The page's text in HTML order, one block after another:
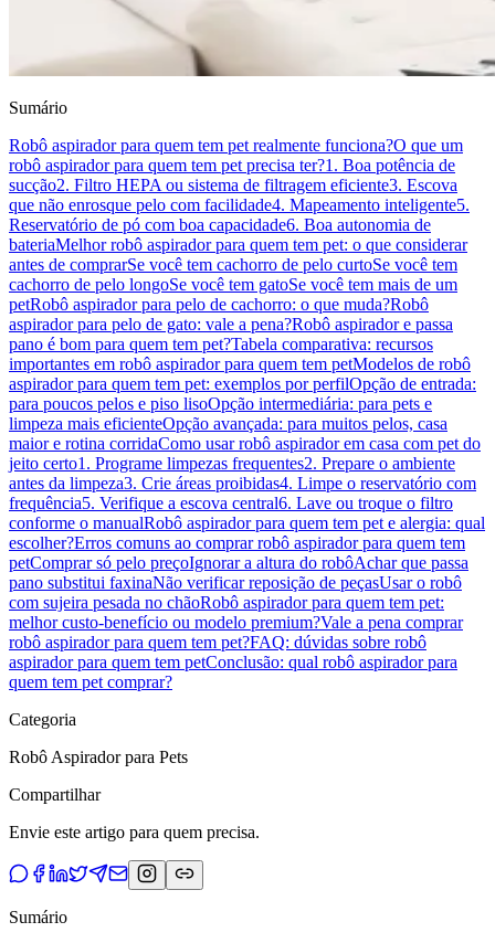
Sumário
Robô aspirador para quem tem pet realmente funciona?O que um
robô aspirador para quem tem pet precisa ter?1. Boa potência de
sucção2. Filtro HEPA ou sistema de filtragem eficiente3. Escova
que não enrosque pelo com facilidade4. Mapeamento inteligente5.
Reservatório de pó com boa capacidade6. Boa autonomia de
bateriaMelhor robô aspirador para quem tem pet: o que considerar
antes de comprarSe você tem cachorro de pelo curtoSe você tem
cachorro de pelo longoSe você tem gatoSe você tem mais de um
petRobô aspirador para pelo de cachorro: o que muda?Robô
aspirador para pelo de gato: vale a pena?Robô aspirador e passa
pano é bom para quem tem pet?Tabela comparativa: recursos
importantes em robô aspirador para quem tem petModelos de robô
aspirador para quem tem pet: exemplos por perfilOpção de entrada:
para poucos pelos e piso lisoOpção intermediária: para pets e
limpeza mais eficienteOpção avançada: para muitos pelos, casa
maior e rotina corridaComo usar robô aspirador em casa com pet do
jeito certo1. Programe limpezas frequentes2. Prepare o ambiente
antes da limpeza3. Crie áreas proibidas4. Limpe o reservatório com
frequência5. Verifique a escova central6. Lave ou troque o filtro
conforme o manualRobô aspirador para quem tem pet e alergia: qual
escolher?Erros comuns ao comprar robô aspirador para quem tem
petComprar só pelo preçoIgnorar a altura do robôAchar que passa
pano substitui faxinaNão verificar reposição de peçasUsar o robô
com sujeira pesada no chãoRobô aspirador para quem tem pet:
melhor custo-benefício ou modelo premium?Vale a pena comprar
robô aspirador para quem tem pet?FAQ: dúvidas sobre robô
aspirador para quem tem petConclusão: qual robô aspirador para
quem tem pet comprar?
Categoria
Robô Aspirador para Pets
Compartilhar
Envie este artigo para quem precisa.
Sumário